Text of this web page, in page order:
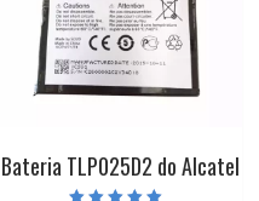
Bateria TLP025D2 do Alcatel